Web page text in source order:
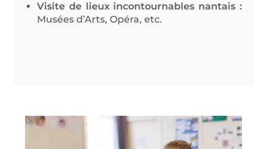
Visite de lieux incontournables nantais :
Musées d’Arts, Opéra, etc.